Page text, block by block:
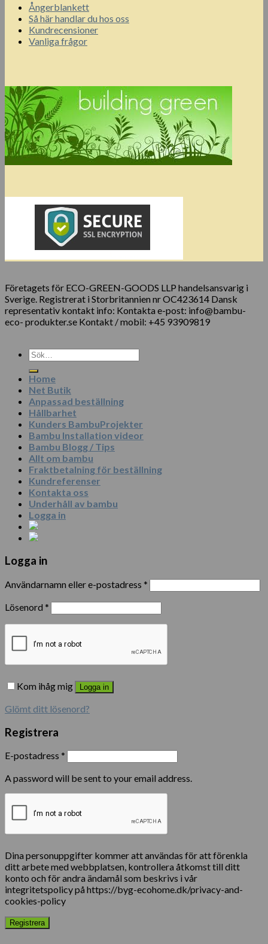
Ångerblankett
Så här handlar du hos oss
Kundrecensioner
Vanliga frågor
Företagets för ECO-GREEN-GOODS LLP handelsansvarig i
Sverige. Registrerat i Storbritannien nr OC423614 Dansk
representativ kontakt info: Kontakta e-post: info@bambu-
eco- produkter.se Kontakt / mobil: +45 93909819
Sök
efter:
Home
Net Butik
Anpassad beställning
Hållbarhet
Kunders BambuProjekter
Bambu Installation videor
Bambu Blogg / Tips
Allt om bambu
Fraktbetalning för beställning
Kundreferenser
Kontakta oss
Underhåll av bambu
Logga in
Logga in
Användarnamn eller e-postadress *
Lösenord *
Kom ihåg mig Logga in
Glömt ditt lösenord?
Registrera
E-postadress *
A password will be sent to your email address.
Dina personuppgifter kommer att användas för att förenkla
ditt arbete med webbplatsen, kontrollera åtkomst till ditt
konto och för andra ändamål som beskrivs i vår
integritetspolicy på https://byg-ecohome.dk/privacy-and-
cookies-policy
Registrera